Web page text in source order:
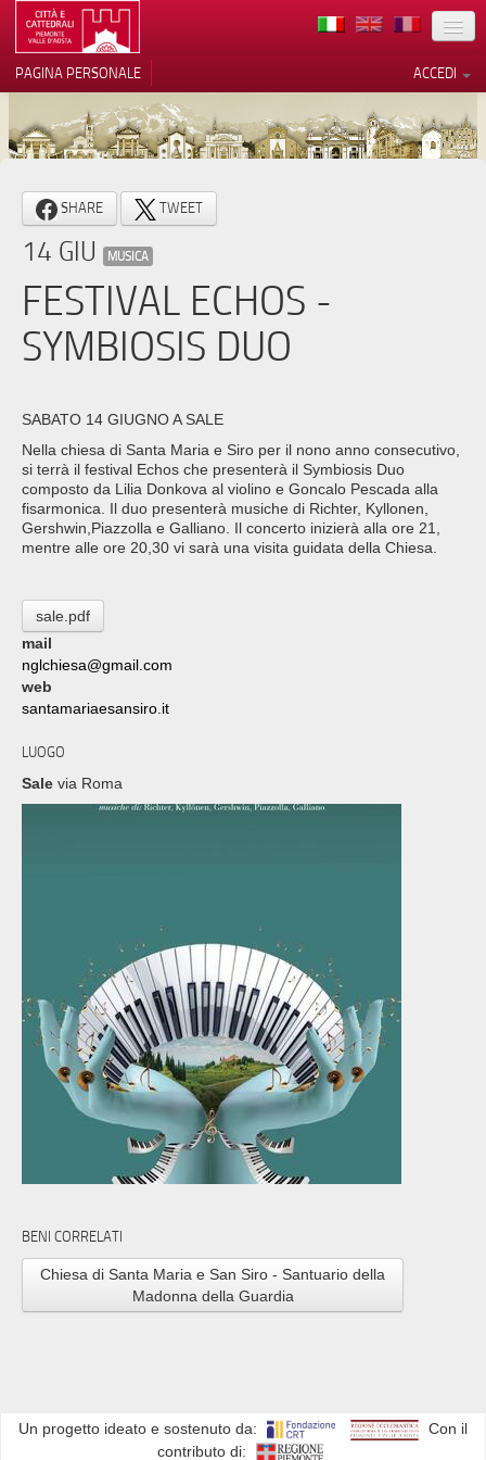
TERRITORIO
ARCHITETTURE
MUSEI
ITINERARI
EVENTI
CONTATTI
PRESS
ACCEDI
PAGINA PERSONALE
SHARE TWEET
14 GIU MUSICA
FESTIVAL ECHOS -
SYMBIOSIS DUO
SABATO 14 GIUGNO A SALE
Nella chiesa di Santa Maria e Siro per il nono anno consecutivo,
si terrà il festival Echos che presenterà il Symbiosis Duo
composto da Lilia Donkova al violino e Goncalo Pescada alla
fisarmonica. Il duo presenterà musiche di Richter, Kyllonen,
Gershwin,Piazzolla e Galliano. Il concerto inizierà alla ore 21,
mentre alle ore 20,30 vi sarà una visita guidata della Chiesa.
sale.pdf
mail
nglchiesa@gmail.com
web
santamariaesansiro.it
LUOGO
Sale via Roma
BENI CORRELATI
Chiesa di Santa Maria e San Siro - Santuario della
Madonna della Guardia
Un progetto ideato e sostenuto da:
Con il
contributo di:
Informativa sulla raccolta
Le tue preferenze relative alla